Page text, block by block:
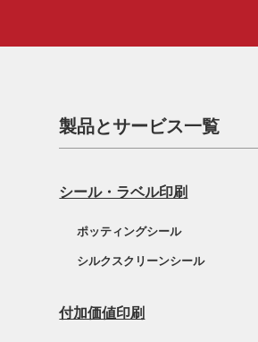
製品とサービス一覧
シール・ラベル印刷
ポッティングシール
シルクスクリーンシール
付加価値印刷